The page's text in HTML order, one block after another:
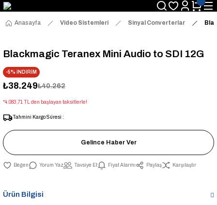
Anasayfa Video Sistemleri Sinyal Converterlar
Blackmagic Teranex Mini Audio to SDI 12G
-5% İNDİRİM
₺38.249₺40.262
*4.083,71 TL den başlayan taksitlerle!
Tahmini Kargo Süresi :
Gelince Haber Ver
Yorum Yaz Tavsiye Et Fiyat Alarmı Paylaş Karşılaştır
Ürün Bilgisi